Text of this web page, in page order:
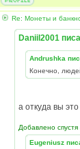
Re: Монеты и
Daniil2001
Andrushka
Конечно,
а откуда вы
Добавлено
Eugeniusz